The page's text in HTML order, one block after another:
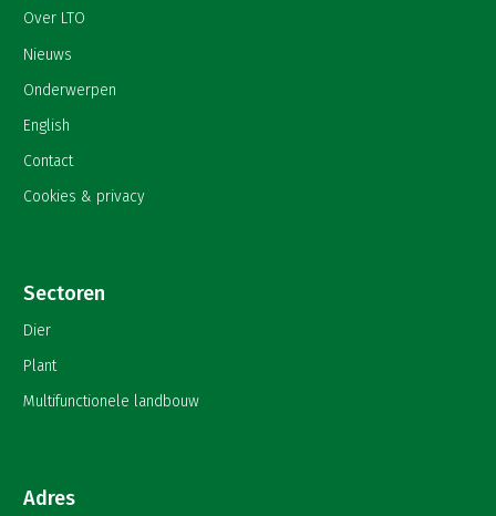
Over LTO
Nieuws
Onderwerpen
English
Contact
Cookies & privacy
Sectoren
Dier
Plant
Multifunctionele landbouw
Adres